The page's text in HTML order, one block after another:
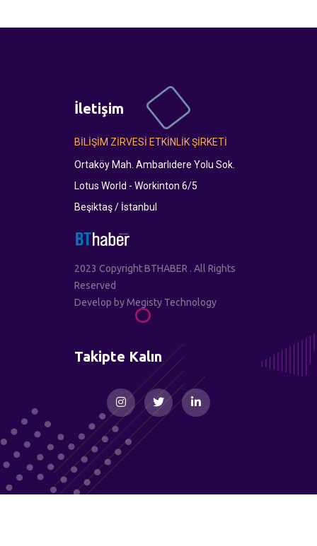
İletişim
BİLİŞİM ZİRVESİ ETKİNLİK ŞİRKETİ
Ortaköy Mah. Ambarlıdere Yolu Sok.
Lotus World - Workinton 6/5
Beşiktaş / İstanbul
2023 Copyright BTHABER . All Rights
Reserved
Develop byMegisty Technology
Takipte Kalın